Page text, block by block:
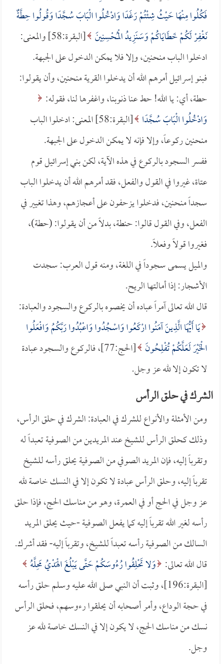
فَكُلُوا مِنْهَا حَيْثُ شِئْتُمْ رَغَدًا وَادْخُلُوا الْبَابَ سُجَّدًا وَقُولُوا حِطَّةٌ
نَغْفِرْ لَكُمْ خَطَايَاكُمْ وَسَنَزِيدُ الْمُحْسِنِينَ
[البقرة:58] والمعنى:
ادخلوا الباب منحنين، وإلا فلا يمكن الدخول على الجبهة.
فبنو إسرائيل أمرهم الله أن يدخلوا القرية منحنين، وأن يقولوا:
حطة، أي: يا الله! حط عنا ذنوبنا، واغفرها لنا، فقوله:
وَادْخُلُوا الْبَابَ سُجَّدًا
[البقرة:58] المعنى: ادخلوا الباب
منحنين ركوعاً، وإلا فإنه لا يمكن الدخول على الجبهة.
ففسر السجود بالركوع في هذه الآية، لكن بني إسرائيل قوم
عتاة، غيروا في القول والفعل، فقد أمرهم الله أن يدخلوا الباب
سجداً منحنين، فدخلوا يزحفون على أعجازهم، وهذا تغيير في
الفعل، وفي القول قالوا: حنطة، بدلاً من أن يقولوا: (حطة)،
فغيروا قولاً وفعلاً.
والميل يسمى سجوداً في اللغة، ومنه قول العرب: سجدت
الأشجار: إذا أمالتها الريح.
قال الله تعالى آمراً عباده أن يخصوه بالركوع والسجود والعبادة:
يَا أَيُّهَا الَّذِينَ آمَنُوا ارْكَعُوا وَاسْجُدُوا وَاعْبُدُوا رَبَّكُمُ وَافْعَلُوا
الْخَيْرَ لَعَلَّكُمْ تُفْلِحُونَ
[الحج:77]، فالركوع والسجود عبادة
لا تكون إلا لله عز وجل.
الشرك في حلق الرأس
ومن الأمثلة والأنواع للشرك في العبادة: الشرك في حلق الرأس،
وذلك كحلق الرأس للشيخ عند المريدين من الصوفية تعبداً له
وتقرباً إليه، فإن المريد الصوفي من الصوفية يحلق رأسه للشيخ
تقرباً إليه، وحلق الرأس عبادة لا تكون إلا في النسك خاصة لله
عز وجل في الحج أو في العمرة، وهو من مناسك الحج، فإذا حلق
رأسه لغير الله تقرباً إليه كما يفعل الصوفية -حيث يحلق المريد
السالك من الصوفية رأسه تعبداً للشيخ، وتقرباً إليه- فقد أشرك.
قال الله تعالى: وَلا تَحْلِقُوا رُءُوسَكُمْ حَتَّى يَبْلُغَ الْهَدْيُ مَحِلَّهُ
[البقرة:196]، وثبت أن النبي صلى الله عليه وسلم حلق رأسه
في حجة الوداع، وأمر أصحابه أن يحلقوا رءوسهم، فحلق الرأس
نسك من مناسك الحج، لا يكون إلا في النسك خاصة لله عز
وجل.